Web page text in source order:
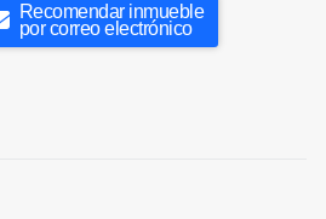
Recomendar inmueble
por correo electrónico